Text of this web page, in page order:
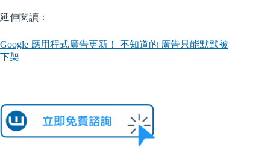
延伸閱讀：
Google 應用程式廣告更新！ 不知道的 廣告只能默默被
下架